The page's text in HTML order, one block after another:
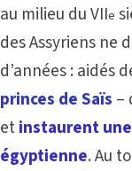
au milieu du VIIe
des Assyriens ne
d’années : aidés
princes de Saïs –
etinstaurent une
égyptienne. Au